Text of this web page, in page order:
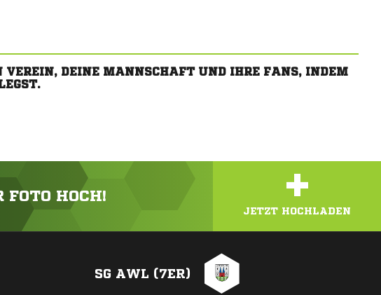
VEREIN, DEINE MANNSCHAFT UND IHRE FANS, INDEM
FOTO HOCH! +
JETZT HOCHLADEN
SG AWL (7ER)